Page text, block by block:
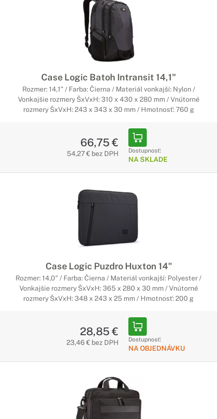
Case Logic Batoh Intransit 14,1"
Rozmer: 14,1" / Farba: Čierna / Materiál vonkajší: Nylon /
Vonkajšie rozmery ŠxVxH: 310 x 430 x 280 mm / Vnútorné
rozmery ŠxVxH: 243 x 343 x 30 mm / Hmotnosť: 760 g
66,75 €
54,27 € bez DPH Dostupnosť:
NA SKLADE
Case Logic Puzdro Huxton 14"
Rozmer: 14,0" / Farba: Čierna / Materiál vonkajší: Polyester /
Vonkajšie rozmery ŠxVxH: 365 x 280 x 30 mm / Vnútorné
rozmery ŠxVxH: 348 x 243 x 25 mm / Hmotnosť: 200 g
28,85 €
23,46 € bez DPH Dostupnosť:
NA OBJEDNÁVKU